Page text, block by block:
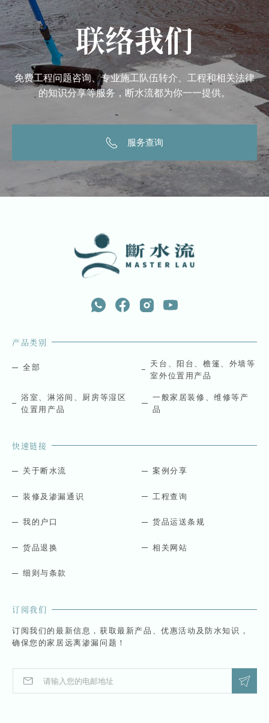
联络我们
免费工程问题咨询、专业施工队伍转介、工程和相关法律
的知识分享等服务，断水流都为你一一提供。
服务查询
产品类别
全部
天台、阳台、檐篷、外墙等
室外位置用产品
浴室、淋浴间、厨房等湿区
位置用产品
一般家居装修、维修等产
品
快速链接
关于断水流 案例分享
装修及渗漏通识 工程查询
我的户口 货品运送条规
货品退换 相关网站
细则与条款
订阅我们
订阅我们的最新信息，获取最新产品、优惠活动及防水知识，
确保您的家居远离渗漏问题！
a
a